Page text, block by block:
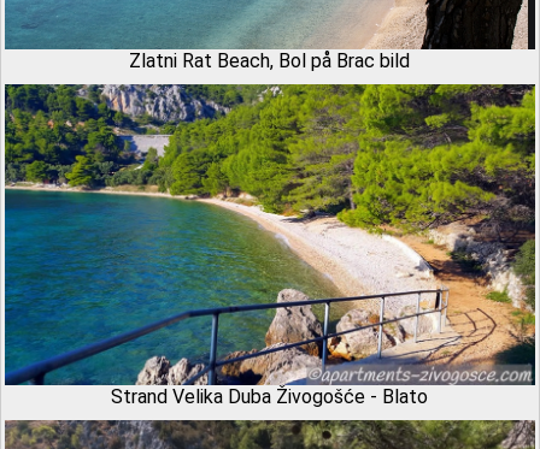
Zlatni Rat Beach, Bol på Brac bild
Strand Velika Duba Živogošće - Blato